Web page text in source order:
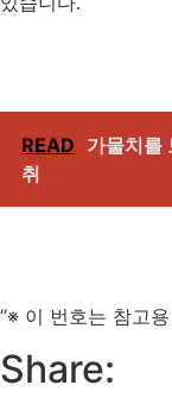
READ 가물치를
취
“※ 이 번호는 참고
Share: